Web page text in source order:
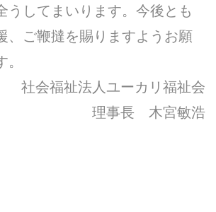
うしてまいります。今後とも
、ご鞭撻を賜りますようお願
社会福祉法人ユーカリ福祉会
理事長 木宮敏浩